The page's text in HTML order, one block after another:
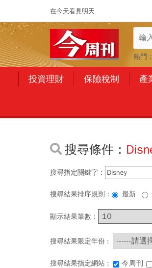
在今天看見明天
熱門：
投資理財 保險稅制 產
搜尋條件：
搜尋指定關鍵字：
搜尋結果排序規則： 最新
顯示結果筆數：
搜尋結果限定年份 :
搜尋結果指定網站 : 今周刊